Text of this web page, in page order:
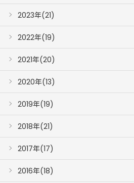
2023年(21)
2022年(19)
2021年(20)
2020年(13)
2019年(19)
2018年(21)
2017年(17)
2016年(18)